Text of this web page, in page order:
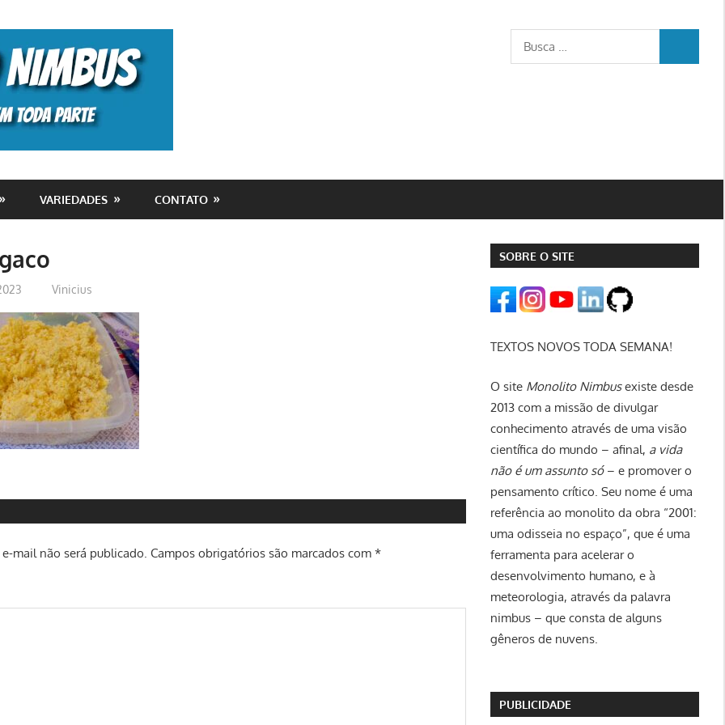
Busca
para:
VARIEDADES CONTATO
Vinicius
mail não será publicado. Campos obrigatórios são marcados com*
SOBRE O SITE
TEXTOS NOVOS TODA SEMANA!
O site Monolito Nimbusexiste desde
2013 com a missão de divulgar
conhecimento através de uma visão
científica do mundo – afinal, a vida
não é um assunto só– e promover o
pensamento crítico. Seu nome é uma
referência ao monolito da obra “2001:
uma odisseia no espaço”, que é uma
ferramenta para acelerar o
desenvolvimento humano, e à
meteorologia, através da palavra
nimbus – que consta de alguns
gêneros de nuvens.
PUBLICIDADE